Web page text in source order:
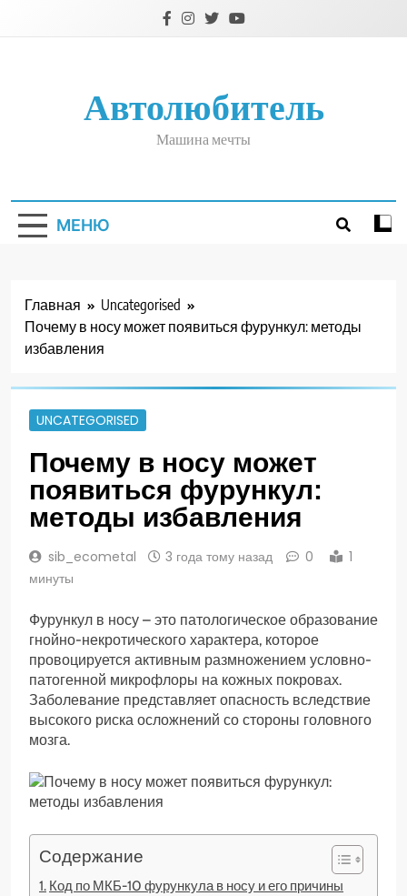
Автолюбитель
Машина мечты
МЕНЮ
Главная
Uncategorised
Почему в носу может появиться фурункул: методы
избавления
UNCATEGORISED
Почему в носу может
появиться фурункул:
методы избавления
sib_ecometal 3 года тому назад 0
1
минуты
Фурункул в носу – это патологическое образование
гнойно-некротического характера, которое
провоцируется активным размножением условно-
патогенной микрофлоры на кожных покровах.
Заболевание представляет опасность вследствие
высокого риска осложнений со стороны головного
мозга.
Содержание
Код по МКБ-10 фурункула в носу и его причины